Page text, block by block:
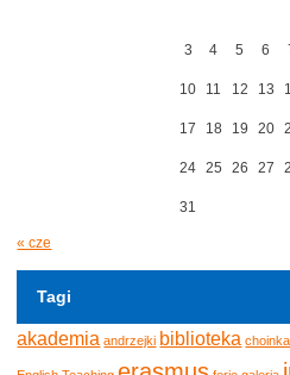
3 4 5 6
10 11 12 13
17 18 19 20
24 25 26 27
31
« cze
Tagi
akademia andrzejki biblioteka choinka